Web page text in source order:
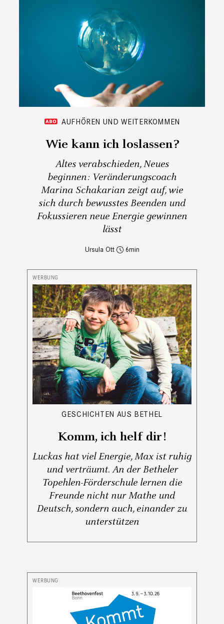
AUFHÖREN UND WEITERKOMMEN
Wie kann ich loslassen?
Altes verabschieden, Neues
beginnen: Veränderungscoach
Marina Schakarian zeigt auf, wie
sich durch bewusstes Beenden und
Fokussieren neue Energie gewinnen
lässt
Ursula Ott 6
GESCHICHTEN AUS BETHEL
Komm, ich helf dir!
Luckas hat viel Energie, Max ist ruhig
und verträumt. An der Betheler
Topehlen-Förderschule lernen die
Freunde nicht nur Mathe und
Deutsch, sondern auch, einander zu
unterstützen